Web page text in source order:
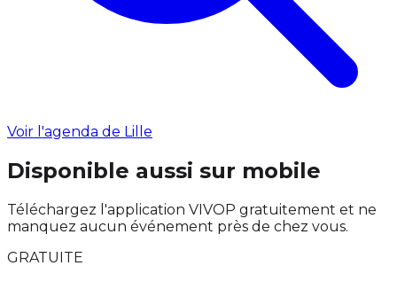
Voir l'agenda de Lille
Disponible aussi sur mobile
Téléchargez l'application VIVOP gratuitement et ne
manquez aucun événement près de chez vous.
GRATUITE